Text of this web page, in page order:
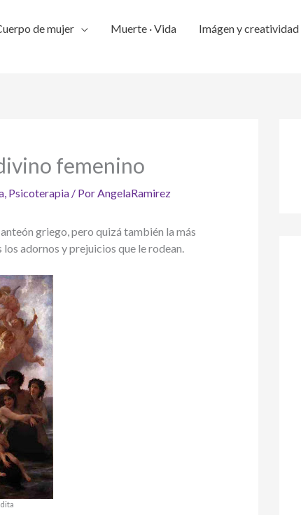
de mujer Muerte · Vida Imágen y creatividad
femenino
, Psicoterapia / PorAngelaRamirez
griego, pero quizá también la más
adornos y prejuicios que le rodean.